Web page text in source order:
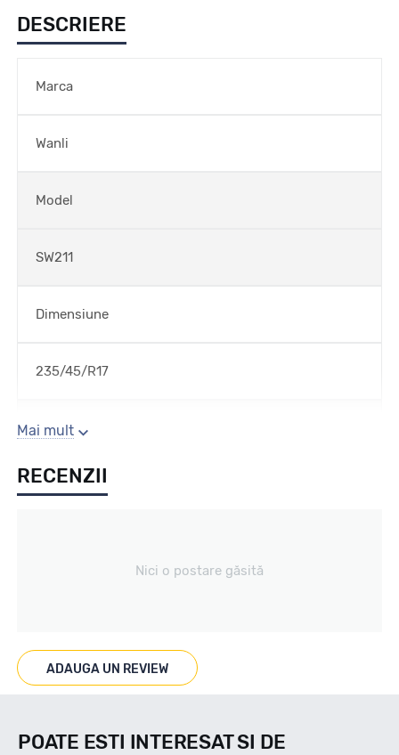
DESCRIERE
Marca
Wanli
Model
SW211
Dimensiune
235/45/R17
Sezon
Iarna
Marcaje
Mai mult
RECENZII
Nici o postare găsită
ADAUGA UN REVIEW
POATE ESTI INTERESAT SI DE